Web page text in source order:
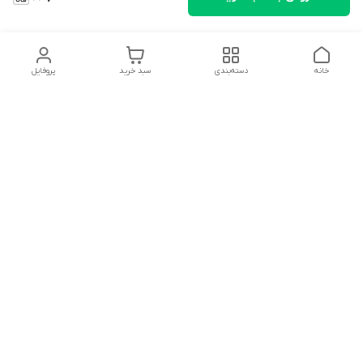
پروفایل سبد خرید دسته‌بندی خانه